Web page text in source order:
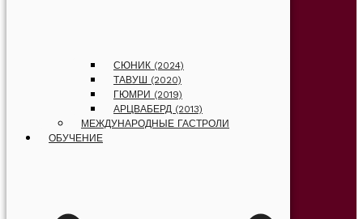
СЮНИК (2024)
ТАВУШ (2020)
ГЮМРИ (2019)
АРЦВАБЕРД (2013)
МЕЖДУНАРОДНЫЕ ГАСТРОЛИ
ОБУЧЕНИЕ